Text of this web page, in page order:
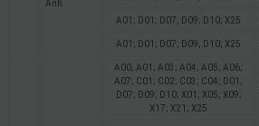
Anh
A01; D01; D07; D09; D10; X25
A01; D01; D07; D09; D10; X25
A00; A01; A03; A04; A05; A06;
A07; C01; C02; C03; C04; D01;
D07; D09; D10; X01; X05; X09;
X17; X21; X25